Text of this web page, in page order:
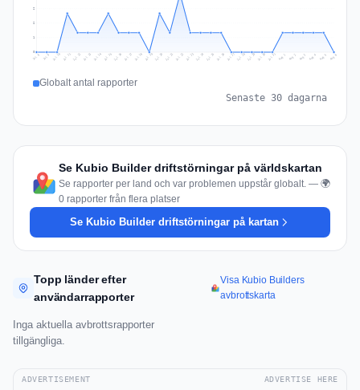
1
2
2
Jul 8 Jul 9 Jul 10 Jul 11 Jul 12 Jul 13 Jul 14 Jul 15 Jul 16 Jul 17 Jul 18 Jul 19 Jul 20 Jul 21 Jul 22 Jul 23 Jul 24 Jul 25 Jul 26 Jul 27 Jul 28 Jul 29 Jul 30 Jul 31 Aug 1 Aug 2 Aug 3 Aug 4 Aug 5 Aug 6
Globalt antal rapporter
Senaste 30 dagarna
Se Kubio Builder driftstörningar på världskartan
Se rapporter per land och var problemen uppstår globalt. — 🌍
0 rapporter från flera platser
Se Kubio Builder driftstörningar på kartan
Topp länder efter
användarrapporter
Visa Kubio Builders
avbrottskarta
Inga aktuella avbrottsrapporter
tillgängliga.
ADVERTISEMENT ADVERTISE HERE